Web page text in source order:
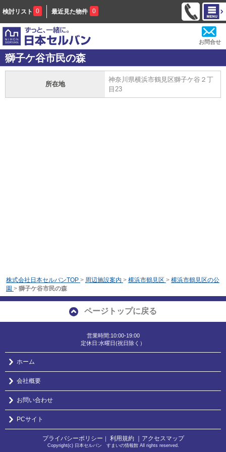
検討リスト 0 最近見た物件 0
お問合せ
獅子ケ谷市民の森
所在地
神奈川県横浜市鶴見区獅子ケ谷２丁
目23
株式会社日本セルバンTOP > 周辺施設案内 > 横浜市鶴見区 > 横浜市鶴見区の公
園 > 獅子ケ谷市民の森
ページトップに戻る
営業時間:10:00-19:00
定休日:水曜日(祝日除く）
ホーム
会社概要
お問い合わせ
PCサイト
プライバシーポリシー 利用規約 ｜アクセスマップ
Copyright(c) 日本セルバン すまいの情報館 All rights reserved.